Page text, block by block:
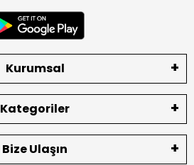
Kurumsal
Kategoriler
Bize Ulaşın